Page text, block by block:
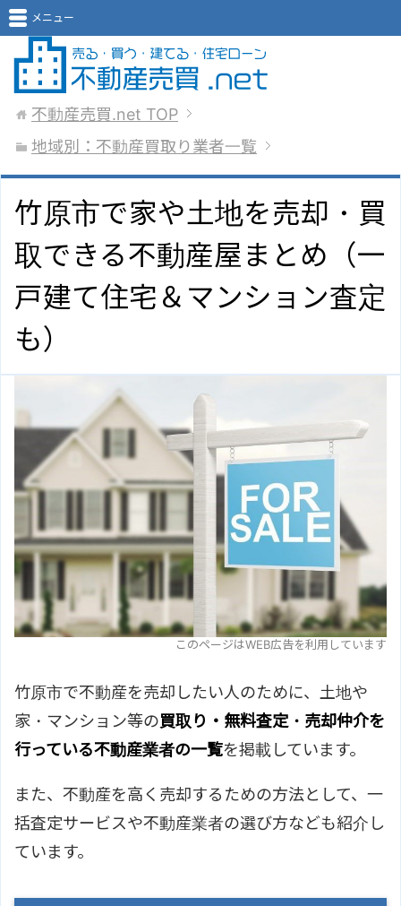
メニュー
不動産売買.net TOP
地域別：不動産買取り業者一覧
竹原市で家や土地を売却・買
取できる不動産屋まとめ（一
戸建て住宅＆マンション査定
も）
このページはWEB広告を利用しています
竹原市で不動産を売却したい人のために、土地や
家・マンション等の買取り・無料査定・売却仲介を
行っている不動産業者の一覧を掲載しています。
また、不動産を高く売却するための方法として、一
括査定サービスや不動産業者の選び方なども紹介し
ています。